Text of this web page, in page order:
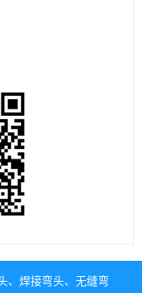
、 焊接弯头、 无缝弯